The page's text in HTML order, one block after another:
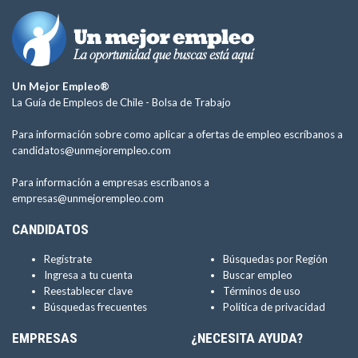
Un Mejor Empleo®
La Guía de Empleos de Chile - Bolsa de Trabajo
Para información sobre como aplicar a ofertas de empleo escríbanos a
candidatos@unmejorempleo.com
Para información a empresas escríbanos a
empresas@unmejorempleo.com
CANDIDATOS
Regístrate
Ingresa a tu cuenta
Reestablecer clave
Búsquedas frecuentes
Búsquedas por Región
Buscar empleo
Términos de uso
Política de privacidad
EMPRESAS ¿NECESITA AYUDA?